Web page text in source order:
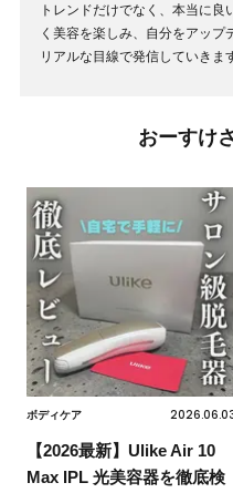
トレンドだけでなく、本当に
く美容を楽しみ、自分をアッ
リアルな目線で発信していきま
おーすけ
ボディケア
【2026最新】Ulike Air 10
Max IPL 光美容器を徹底検